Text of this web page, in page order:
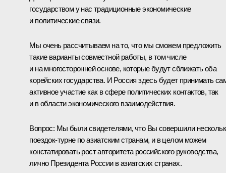
государством у нас традиционные экономические
и политические связи.
Мы очень рассчитываем на то, что мы сможем предложить
такие варианты совместной работы, в том числе
и на многосторонней основе, которые будут сближать оба
корейских государства. И Россия здесь будет принимать
активное участие как в сфере политических контактов, так
и в области экономического взаимодействия.
Вопрос: Мы были свидетелями, что Вы совершили
поездок-турне по азиатским странам, и в целом можем
констатировать рост авторитета российского руководства,
лично Президента России в азиатских странах.